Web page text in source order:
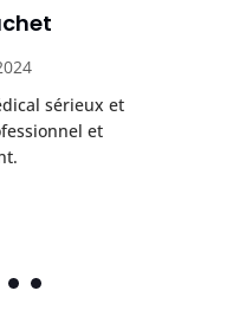
sérieux et
et